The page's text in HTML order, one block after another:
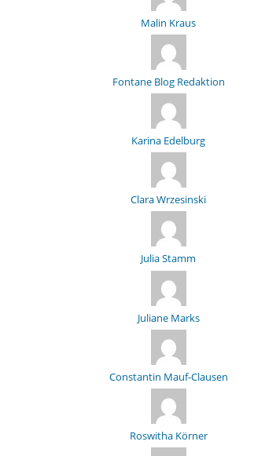
Malin Kraus
Fontane Blog Redaktion
Karina Edelburg
Clara Wrzesinski
Julia Stamm
Juliane Marks
Constantin Mauf-Clausen
Roswitha Körner